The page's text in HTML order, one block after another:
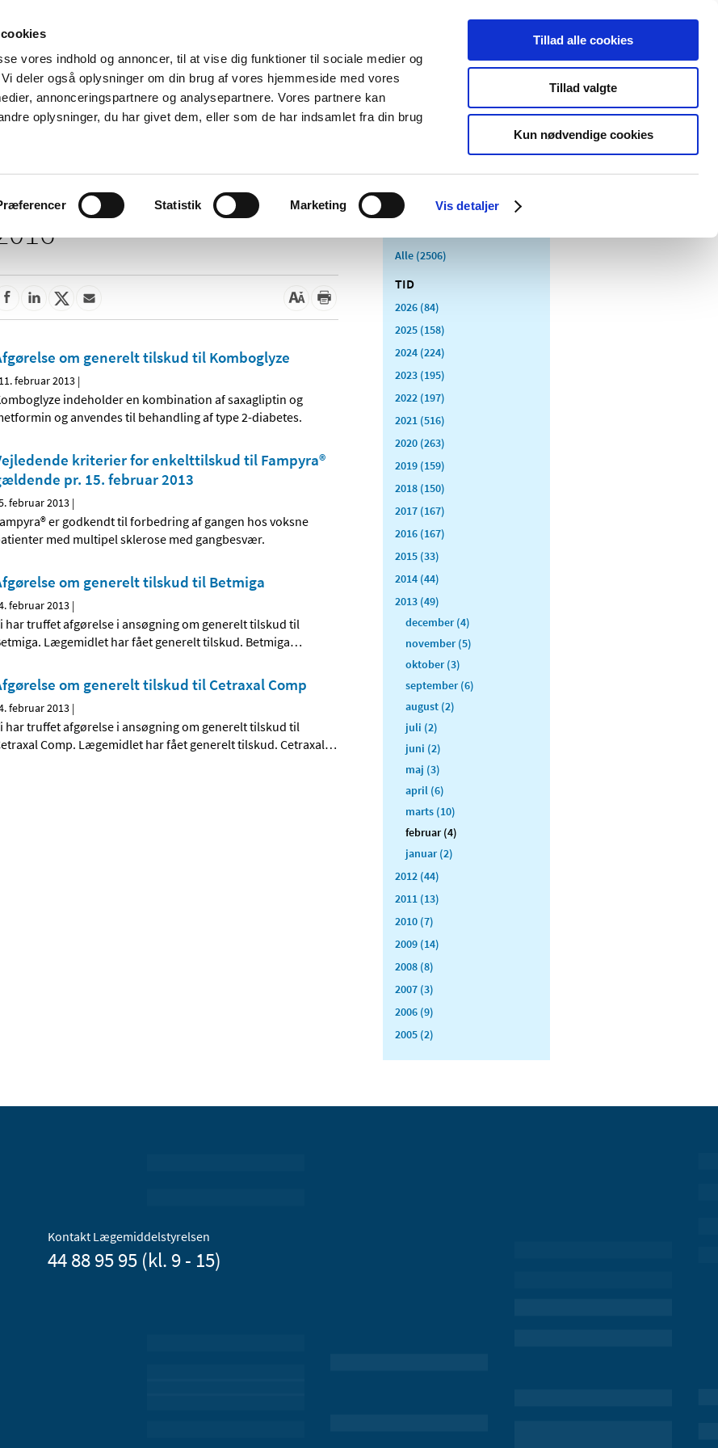
vores indhold og annoncer, til at vise dig funktioner til sociale medier og
deler også oplysninger om din brug af vores hjemmeside med vores
annonceringspartnere og analysepartnere. Vores partnere kan
oplysninger, du har givet dem, eller som de har indsamlet fra din brug
Statistik Marketing Vis detaljer
Tillad alle cookies
Tillad valgte
Kun nødvendige cookies
Nyheder Om os Kontakt Udgivelser
Tilskud og
Apoteker og salg af
Medicinsk
Særlige
produktområder
om generelt tilskud til Komboglyze
11. februar 2013 |
indeholder en kombination af saxagliptin og
og anvendes til behandling af type 2-diabetes.
kriterier for enkelttilskud til Fampyra®
pr. 15. februar 2013
februar 2013 |
er godkendt til forbedring af gangen hos voksne
med multipel sklerose med gangbesvær.
om generelt tilskud til Betmiga
februar 2013 |
har truffet afgørelse i ansøgning om generelt tilskud til
Lægemidlet har fået generelt tilskud. Betmiga…
om generelt tilskud til Cetraxal Comp
februar 2013 |
har truffet afgørelse i ansøgning om generelt tilskud til
Comp. Lægemidlet har fået generelt tilskud. Cetraxal…
Alle (2506)
TID
2026 (84)
2025 (158)
2024 (224)
2023 (195)
2022 (197)
2021 (516)
2020 (263)
2019 (159)
2018 (150)
2017 (167)
2016 (167)
2015 (33)
2014 (44)
2013 (49)
december (4)
november (5)
oktober (3)
september (6)
august (2)
juli (2)
juni (2)
maj (3)
april (6)
marts (10)
februar (4)
januar (2)
2012 (44)
2011 (13)
2010 (7)
2009 (14)
2008 (8)
2007 (3)
2006 (9)
2005 (2)
Kontakt Lægemiddelstyrelsen
44 88 95 95 (kl. 9 - 15)